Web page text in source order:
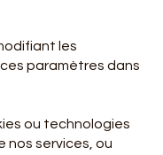
les
paramètres dans
ou technologies
nos services, ou